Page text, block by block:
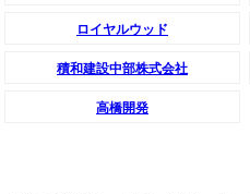
ロイヤルウッド
積和建設中部株式会社
高橋開発